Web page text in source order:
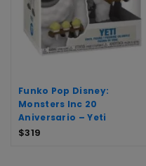
Funko Pop Disney:
Monsters Inc 20
Aniversario – Yeti
$319